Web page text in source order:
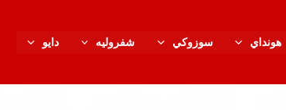
هونداي سوزوكي شفروليه دايو